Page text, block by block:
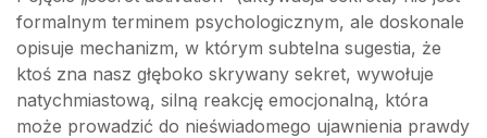
formalnym terminem psychologicznym, ale doskonale
opisuje mechanizm, w którym subtelna sugestia, że
ktoś zna nasz głęboko skrywany sekret, wywołuje
natychmiastową, silną reakcję emocjonalną, która
może prowadzić do nieświadomego ujawnienia prawdy